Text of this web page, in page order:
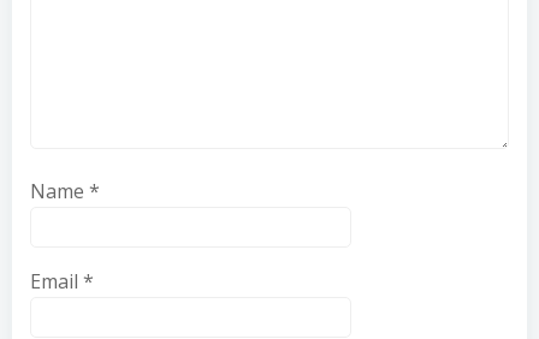
Name *
Email *